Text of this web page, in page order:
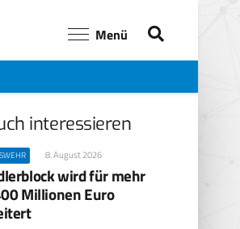
Menü
interessieren
8. August 2026
wird für mehr
Millionen Euro